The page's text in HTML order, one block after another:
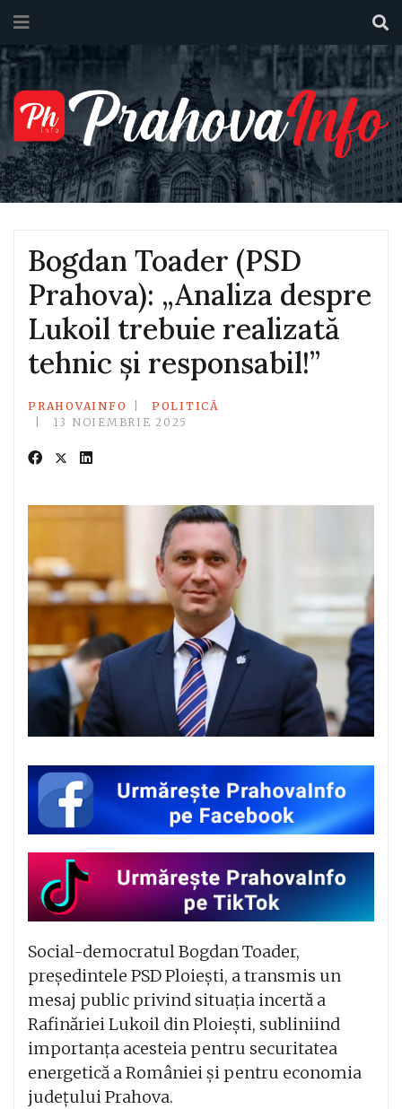
Bogdan Toader (PSD
Prahova): „Analiza despre
Lukoil trebuie realizată
tehnic și responsabil!”
PRAHOVAINFO
POLITICĂ
13 NOIEMBRIE 2025
Social-democratul Bogdan Toader,
președintele PSD Ploiești, a transmis un
mesaj public privind situația incertă a
Rafinăriei Lukoil din Ploiești, subliniind
importanța acesteia pentru securitatea
energetică a României și pentru economia
județului Prahova.